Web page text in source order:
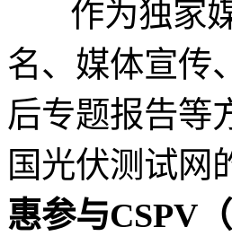
作为独家媒
名、媒体宣传
后专题报告等
国光伏测试网
惠参与CSPV